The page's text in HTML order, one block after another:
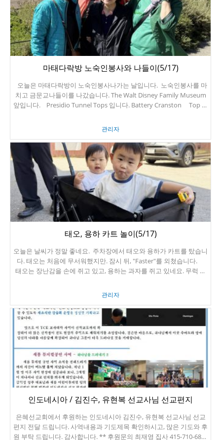
마태다락방 노숙인봉사와 나들이(5/17)
치고 금문교나들이를 나갔습니다. The Walt Disney Family Museum
앞입니다. Presidio Tunnel Tops 입니다. Battery Cranston Top of
날씨가 너무 좋았습니다. 즐거운 나들이였습니다. 감사합니다.
관리자
태오, 용하 카트 놀이(5/17)
오늘은 날씨가 정말 좋네요. 주차장에서 태오와 용하가 카트를 탔습니
다. 태오는 처음에 무서워했지만. 잠시 뒤, "Faster"를 외쳤습니다.
태오는 장난감을 손에 쥐고 있고, 용하는 과자를 쥐고 있네요. 무럭 무
관리자
인도네시아 / 김진수, 유현복 선교사님 선교편지
은혜선교회에서 후원하는 인도네시아 김진수, 유현복 선교사님 선교
편지 전달 드립니다. 사역내용과 기도제목 확인하시고, 많은 기도와 후
원 부탁 드립니다. 감사합니다. ** 후원문의 최재영 집사 415-710-6873